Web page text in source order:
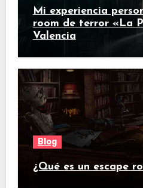
Mi experiencia
room de terror «La
Valencia
Blog
¿Qué es un escape